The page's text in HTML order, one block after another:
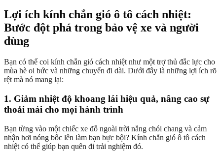
Lợi ích kính chắn gió ô tô cách nhiệt:
Bước đột phá trong bảo vệ xe và người
dùng
Bạn có thể coi kính chắn gió cách nhiệt như một trợ thủ đắc lực cho
mùa hè oi bức và những chuyến đi dài. Dưới đây là những lợi ích rõ
rệt mà nó mang lại:
1. Giảm nhiệt độ khoang lái hiệu quả, nâng cao sự
thoải mái cho mọi hành trình
Bạn từng vào một chiếc xe đỗ ngoài trời nắng chói chang và cảm
nhận hơi nóng bốc lên làm bạn bực bội? Kính chắn gió ô tô cách
nhiệt có thể giúp bạn quên đi trải nghiệm đó.